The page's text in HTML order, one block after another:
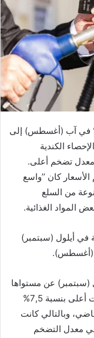
معدل التضخم السنوي في كندا من 4% في آب (أغسطس) إلى
الكندية
معدل تضخم أعلى.
كان ’’واسع
من السلع
المواد الغذائية.
أيلول (سبتمبر)
بنسبة 1,3% في أيلول (سبتمبر) عن مستواها
في الشهر السابق، آب (أغسطس)، لكنها ظلت أعلى بنسبة 7,5%
وبالتالي كانت
معدل التضخم